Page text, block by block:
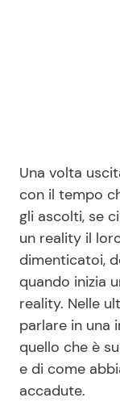
Redazione
Contattaci
Pubblicità
Privacy Policy
Una volta
con il tempo
gli ascolti, se
un reality il
dimenticatoi,
quando inizia
reality. Nelle
parlare in una
quello che è
e di come
accadute.